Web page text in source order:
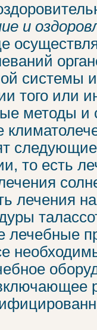
и
системы
того или
методы и
то есть
лечения
лечебные